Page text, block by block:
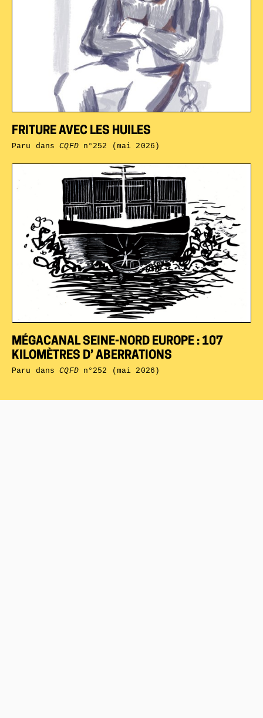
MÉGACANAL SEINE-NORD EUROPE : 107
KILOMÈTRES D’ ABERRATIONS
Paru dansCQFDn°252 (mai 2026)
FRITURE AVEC LES HUILES
Paru dansCQFDn°252 (mai 2026)